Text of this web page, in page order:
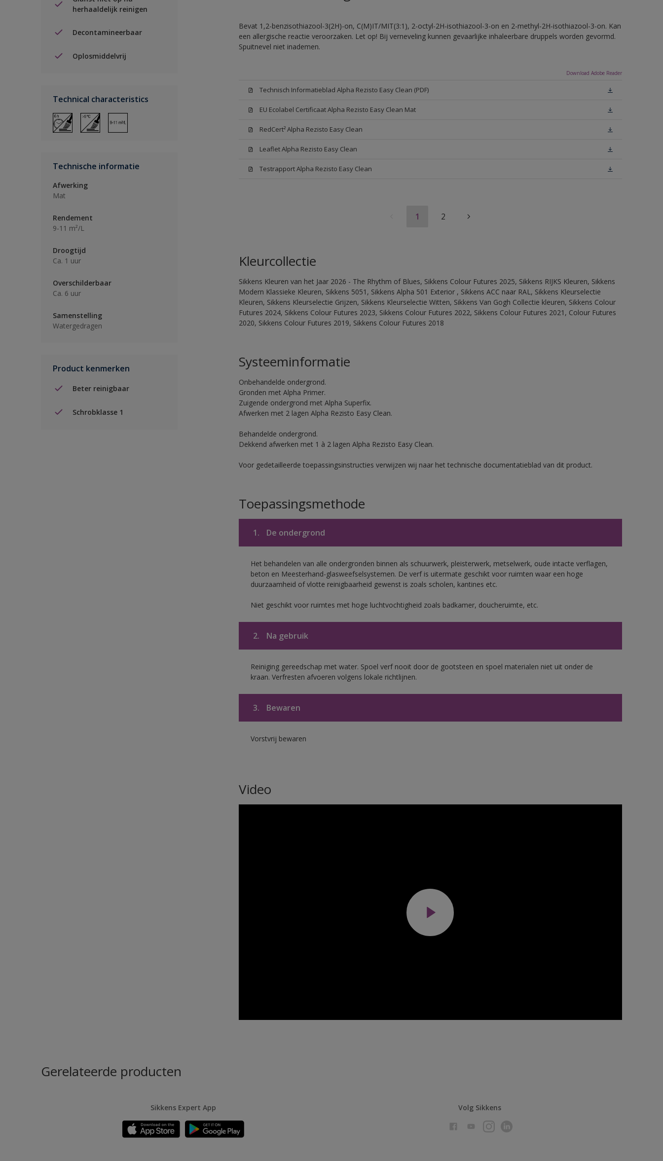
herhaaldelijk reinigen
Decontamineerbaar
Oplosmiddelvrij
Technical characteristics
Technische informatie
Afwerking
Mat
Rendement
9-11 m²/L
Droogtijd
Ca. 1 uur
Overschilderbaar
Ca. 6 uur
Samenstelling
Watergedragen
Product kenmerken
Beter reinigbaar
Schrobklasse 1
Bevat 1,2-benzisothiazool-3(2H)-on, C(M)IT/MIT(3:1), 2-octyl-2H-isothiazool-3-on en 2-methyl-2H-isothiazool-3-on. Kan
een allergische reactie veroorzaken. Let op! Bij verneveling kunnen gevaarlijke inhaleerbare druppels worden gevormd.
Spuitnevel niet inademen.
Download Adobe Reader
Technisch Informatieblad Alpha Rezisto Easy Clean (PDF)
EU Ecolabel Certificaat Alpha Rezisto Easy Clean Mat
RedCert² Alpha Rezisto Easy Clean
Leaflet Alpha Rezisto Easy Clean
Testrapport Alpha Rezisto Easy Clean
1 2
Kleurcollectie
Sikkens Kleuren van het Jaar 2026 - The Rhythm of Blues, Sikkens Colour Futures 2025, Sikkens RIJKS Kleuren, Sikkens
Modern Klassieke Kleuren, Sikkens 5051, Sikkens Alpha 501 Exterior , Sikkens ACC naar RAL, Sikkens Kleurselectie
Kleuren, Sikkens Kleurselectie Grijzen, Sikkens Kleurselectie Witten, Sikkens Van Gogh Collectie kleuren, Sikkens Colour
Futures 2024, Sikkens Colour Futures 2023, Sikkens Colour Futures 2022, Sikkens Colour Futures 2021, Colour Futures
2020, Sikkens Colour Futures 2019, Sikkens Colour Futures 2018
Systeeminformatie
Onbehandelde ondergrond.
Gronden met Alpha Primer.
Zuigende ondergrond met Alpha Superfix.
Afwerken met 2 lagen Alpha Rezisto Easy Clean.
Behandelde ondergrond.
Dekkend afwerken met 1 à 2 lagen Alpha Rezisto Easy Clean.
Voor gedetailleerde toepassingsinstructies verwijzen wij naar het technische documentatieblad van dit product.
Toepassingsmethode
1. De ondergrond
Het behandelen van alle ondergronden binnen als schuurwerk, pleisterwerk, metselwerk, oude intacte verflagen,
beton en Meesterhand-glasweefselsystemen. De verf is uitermate geschikt voor ruimten waar een hoge
duurzaamheid of vlotte reinigbaarheid gewenst is zoals scholen, kantines etc.
Niet geschikt voor ruimtes met hoge luchtvochtigheid zoals badkamer, doucheruimte, etc.
2. Na gebruik
Reiniging gereedschap met water. Spoel verf nooit door de gootsteen en spoel materialen niet uit onder de
kraan. Verfresten afvoeren volgens lokale richtlijnen.
3. Bewaren
Vorstvrij bewaren
Video
Gerelateerde producten
Sikkens Expert App Volg Sikkens